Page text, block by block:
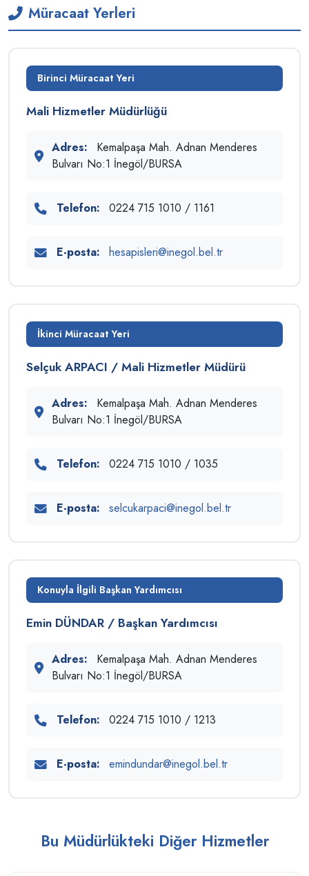
Müracaat Yerleri
Birinci Müracaat Yeri
Mali Hizmetler Müdürlüğü
Adres:
Kemalpaşa Mah. Adnan Menderes
Bulvarı No:1 İnegöl/BURSA
Telefon: 0224 715 1010 / 1161
E-posta: hesapisleri@inegol.bel.tr
İkinci Müracaat Yeri
Selçuk ARPACI / Mali Hizmetler Müdürü
Adres:
Kemalpaşa Mah. Adnan Menderes
Bulvarı No:1 İnegöl/BURSA
Telefon: 0224 715 1010 / 1035
E-posta: selcukarpaci@inegol.bel.tr
Konuyla İlgili Başkan Yardımcısı
Emin DÜNDAR / Başkan Yardımcısı
Adres:
Kemalpaşa Mah. Adnan Menderes
Bulvarı No:1 İnegöl/BURSA
Telefon: 0224 715 1010 / 1213
E-posta: emindundar@inegol.bel.tr
Bu Müdürlükteki Diğer Hizmetler